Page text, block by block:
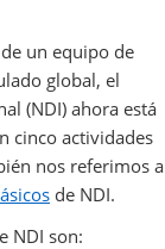
un equipo de
global, el
(NDI) ahora está
cinco actividades
nos referimos a
de NDI.
NDI son: